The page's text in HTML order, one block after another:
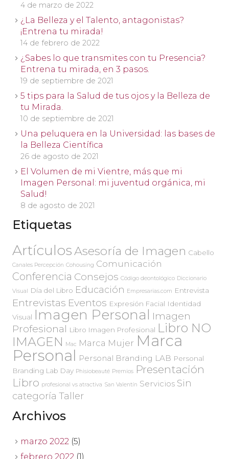
4 de marzo de 2022
¿La Belleza y el Talento, antagonistas?
¡Entrena tu mirada!
14 de febrero de 2022
¿Sabes lo que transmites con tu Presencia?
Entrena tu mirada, en 3 pasos.
19 de septiembre de 2021
5 tips para la Salud de tus ojos y la Belleza de
tu Mirada.
10 de septiembre de 2021
Una peluquera en la Universidad: las bases de
la Belleza Científica
26 de agosto de 2021
El Volumen de mi Vientre, más que mi
Imagen Personal: mi juventud orgánica, mi
Salud!
8 de agosto de 2021
Etiquetas
ArtículosAsesoría de Imagen Cabello
Canales Percepción Cohousing Comunicación
Conferencia Consejos Código deontológico Diccionario
Visual
Día del Libro Educación Empresarias.com Entrevista
Entrevistas Eventos Expresión Facial Identidad
Visual Imagen Personal Imagen
Profesional Libro Imagen Profesional Libro NO
IMAGEN
Mac Marca Mujer Marca
Personal Personal Branding LAB Personal
Branding Lab Day Phisiobeauté Premios Presentación
Libro profesional vs atractiva San Valentín Servicios Sin
categoría Taller
Archivos
marzo 2022 (5)
febrero 2022 (1)